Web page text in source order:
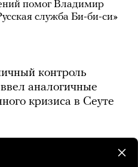
помог Владимир
служба Би-би-си»
контроль
аналогичные
кризиса в Сеуте